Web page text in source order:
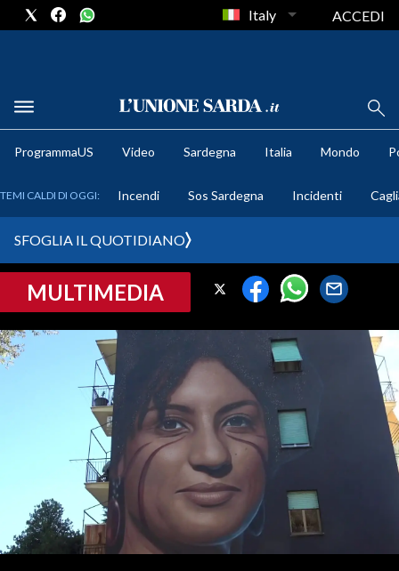
METEO
CRONACA SARDEGNA
PROVINCIA DI CAGLIARI
SULCIS IGLESIENTE
MEDIO CAMPIDANO
ORISTANO E PROVINCIA
SASSARI E PROVINCIA
NUORO E PROVINCIA
OGLIASTRA
Italy ACCEDI
ProgrammaUS Video Sardegna Italia Mondo
TEMI CALDI DI OGGI: Incendi Sos Sardegna Incidenti
SFOGLIA IL QUOTIDIANO
MULTIMEDIA